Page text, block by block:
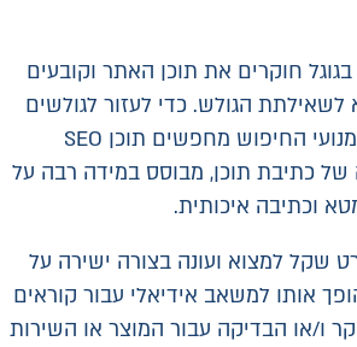
חוקרים את תוכן האתר וקובעים
הגולש. כדי לעזור לגולשים
בצורה הטובה ביותר, מנועי החיפוש מחפשים תוכן SEO
של כתיבת תוכן, מבוסס במידה רבה על
וכתיבה איכותית.
שקל למצוא ועונה בצורה ישירה על
אותו למשאב אידיאלי עבור קוראים
ו/או הבדיקה עבור המוצר או השירות